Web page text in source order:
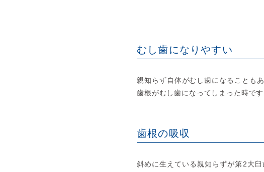
むし歯になりやすい
親知らず自体がむし歯になることも
歯根がむし歯になってしまった時で
歯根の吸収
斜めに生えている親知らずが第2大